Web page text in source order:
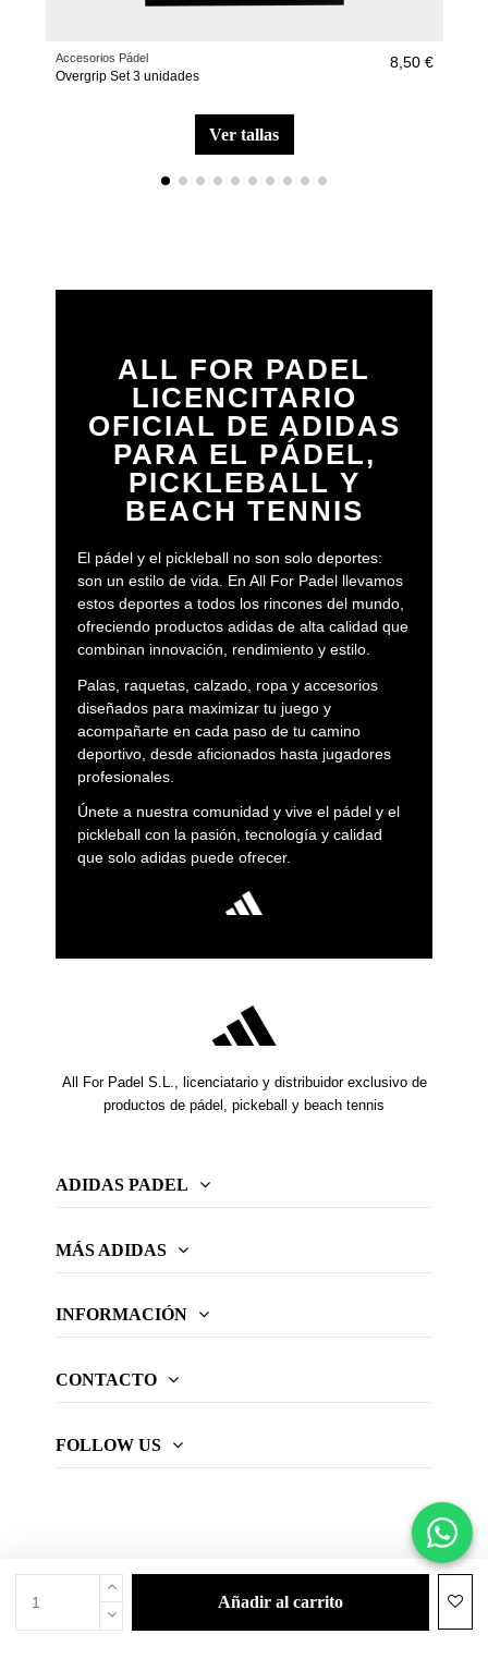
añadir al carrito
Accesorios Pádel
Overgrip Set 3 unidades
8,50 €
ver tallas
ALL FOR PADEL
LICENCITARIO
OFICIAL DE ADIDAS
PARA EL PÁDEL,
PICKLEBALL Y
BEACH TENNIS
El pádel y el pickleball no son solo deportes:
son un estilo de vida. En All For Padel llevamos
estos deportes a todos los rincones del mundo,
ofreciendo productos adidas de alta calidad que
combinan innovación, rendimiento y estilo.
Palas, raquetas, calzado, ropa y accesorios
diseñados para maximizar tu juego y
acompañarte en cada paso de tu camino
deportivo, desde aficionados hasta jugadores
profesionales.
Únete a nuestra comunidad y vive el pádel y el
pickleball con la pasión, tecnología y calidad
que solo adidas puede ofrecer.
All For Padel S.L., licenciatario y distribuidor exclusivo de
productos de pádel, pickeball y beach tennis
ADIDAS PADEL
MÁS ADIDAS
INFORMACIÓN
CONTACTO
FOLLOW US